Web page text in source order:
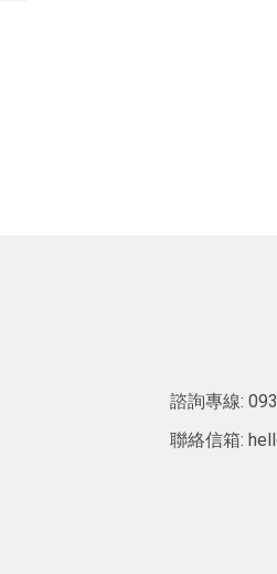
諮詢專線:
聯絡信箱: